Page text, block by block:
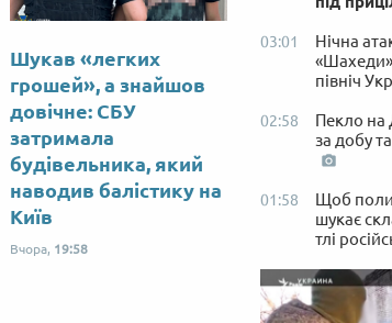
Шукав «легких
грошей», а знайшов
довічне: СБУ
затримала
будівельника, який
наводив балістику на
Київ
Вчора, 19:58
03:01
Нічна
«Шахеди»
північ
02:58
Пекло на
за добу
01:58
Щоб
шукає
тлі